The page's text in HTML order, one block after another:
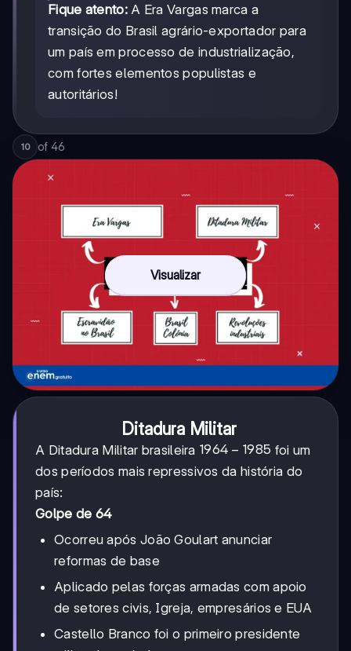
Fique atento:A Era Vargas marca a
transição do Brasil agrário-exportador para
um país em processo de industrialização,
com fortes elementos populistas e
autoritários!
10 of 46
Visualizar
Ditadura Militar
A Ditadura Militar brasileira 1964-
1985
1964 − 1985 foi um
dos períodos mais repressivos da história do
país:
Golpe de 64
Ocorreu após João Goulart anunciar
reformas de base
Aplicado pelas forças armadas com apoio
de setores civis, Igreja, empresários e EUA
Castello Branco foi o primeiro presidente